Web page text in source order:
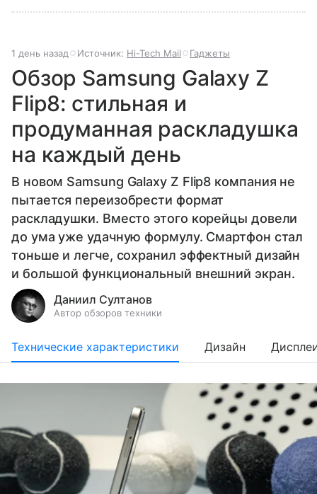
1 день назад Источник: Hi-Tech Mail Гаджеты
Обзор Samsung Galaxy Z
Flip8: стильная и
продуманная раскладушка
на каждый день
В новом Samsung Galaxy Z Flip8 компания не
пытается переизобрести формат
раскладушки. Вместо этого корейцы довели
до ума уже удачную формулу. Смартфон стал
тоньше и легче, сохранил эффектный дизайн
и большой функциональный внешний экран.
Даниил Султанов
Автор обзоров техники
Технические характеристики Дизайн